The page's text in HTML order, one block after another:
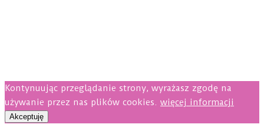
Kontynuując przeglądanie strony, wyrażasz zgodę na
używanie przez nas plików cookies. więcej informacji
Akceptuję